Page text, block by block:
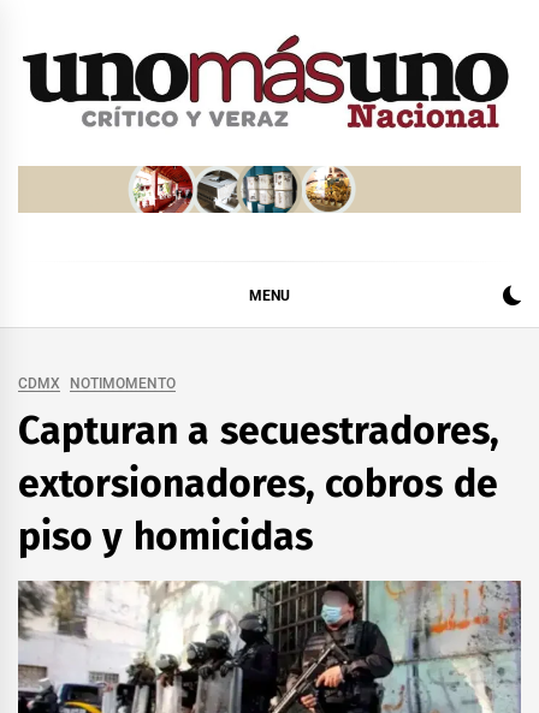
MENU
CDMX NOTIMOMENTO
Capturan a secuestradores,
extorsionadores, cobros de
piso y homicidas